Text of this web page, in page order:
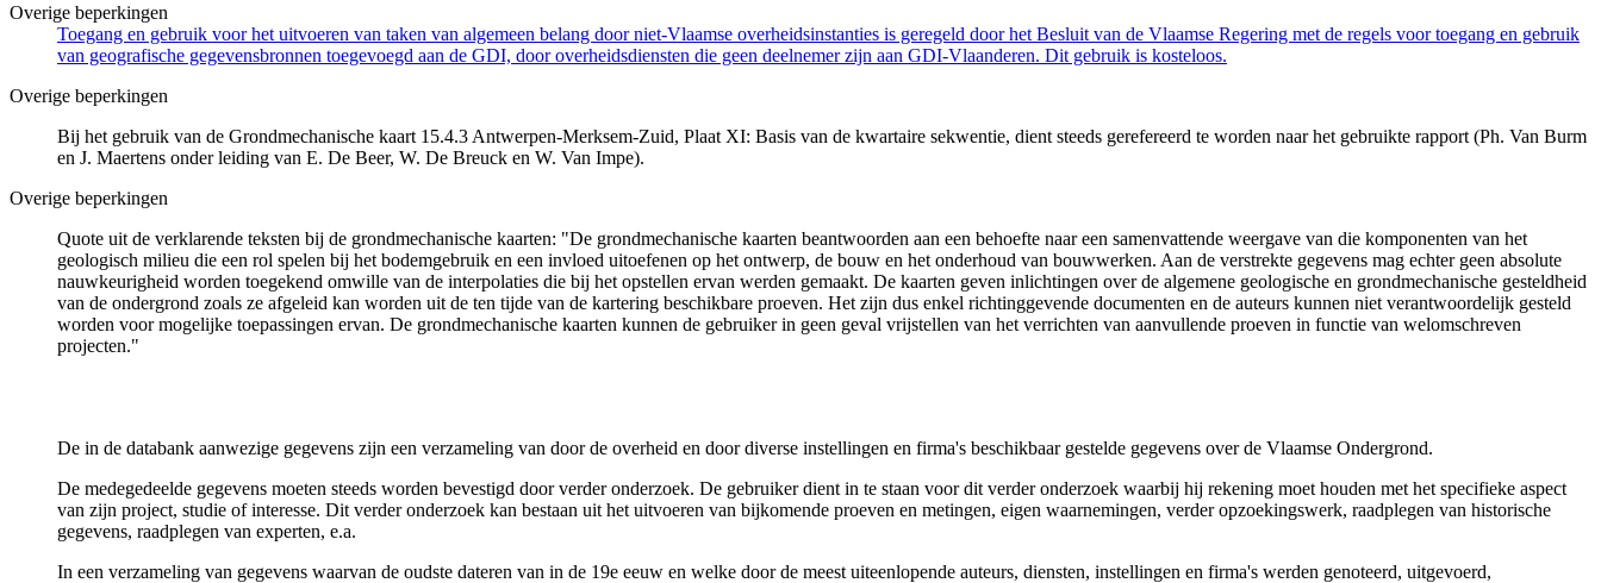
Overige beperkingen
Toegang en gebruik voor het uitvoeren van taken van algemeen belang door niet-Vlaamse overheidsinstanties is geregeld door het Besluit van de Vlaamse Regering met de regels voor toegang en gebruik
van geografische gegevensbronnen toegevoegd aan de GDI, door overheidsdiensten die geen deelnemer zijn aan GDI-Vlaanderen. Dit gebruik is kosteloos.
Overige beperkingen
Bij het gebruik van de Grondmechanische kaart 15.4.3 Antwerpen-Merksem-Zuid, Plaat XI: Basis van de kwartaire sekwentie, dient steeds gerefereerd te worden naar het gebruikte rapport (Ph. Van Burm
en J. Maertens onder leiding van E. De Beer, W. De Breuck en W. Van Impe).
Overige beperkingen
Quote uit de verklarende teksten bij de grondmechanische kaarten: "De grondmechanische kaarten beantwoorden aan een behoefte naar een samenvattende weergave van die komponenten van het
geologisch milieu die een rol spelen bij het bodemgebruik en een invloed uitoefenen op het ontwerp, de bouw en het onderhoud van bouwwerken. Aan de verstrekte gegevens mag echter geen absolute
nauwkeurigheid worden toegekend omwille van de interpolaties die bij het opstellen ervan werden gemaakt. De kaarten geven inlichtingen over de algemene geologische en grondmechanische gesteldheid
van de ondergrond zoals ze afgeleid kan worden uit de ten tijde van de kartering beschikbare proeven. Het zijn dus enkel richtinggevende documenten en de auteurs kunnen niet verantwoordelijk gesteld
worden voor mogelijke toepassingen ervan. De grondmechanische kaarten kunnen de gebruiker in geen geval vrijstellen van het verrichten van aanvullende proeven in functie van welomschreven
projecten."
De in de databank aanwezige gegevens zijn een verzameling van door de overheid en door diverse instellingen en firma's beschikbaar gestelde gegevens over de Vlaamse Ondergrond.
De medegedeelde gegevens moeten steeds worden bevestigd door verder onderzoek. De gebruiker dient in te staan voor dit verder onderzoek waarbij hij rekening moet houden met het specifieke aspect
van zijn project, studie of interesse. Dit verder onderzoek kan bestaan uit het uitvoeren van bijkomende proeven en metingen, eigen waarnemingen, verder opzoekingswerk, raadplegen van historische
gegevens, raadplegen van experten, e.a.
In een verzameling van gegevens waarvan de oudste dateren van in de 19e eeuw en welke door de meest uiteenlopende auteurs, diensten, instellingen en firma's werden genoteerd, uitgevoerd,